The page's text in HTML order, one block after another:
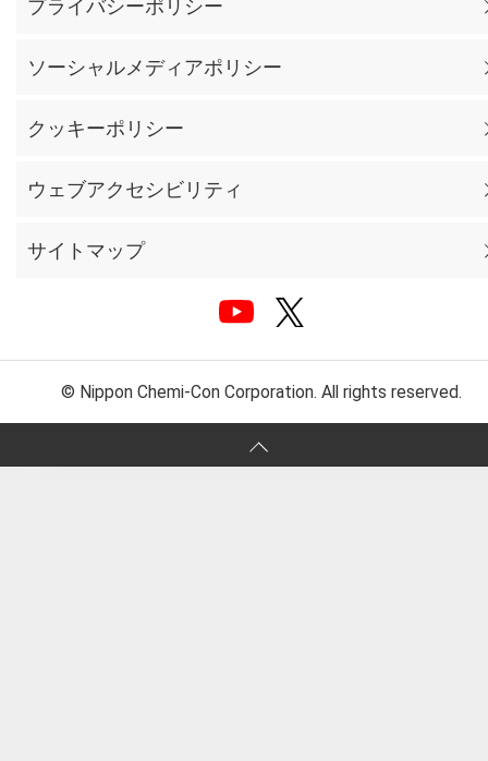
プライバシーポリシー
ソーシャルメディアポリシー
クッキーポリシー
ウェブアクセシビリティ
サイトマップ
© Nippon Chemi-Con Corporation. All rights reserved.